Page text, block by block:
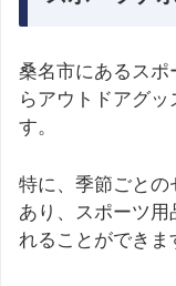
桑名市にあるス
らアウトドアグ
す。
特に、季節ごと
あり、スポーツ用
れることができま